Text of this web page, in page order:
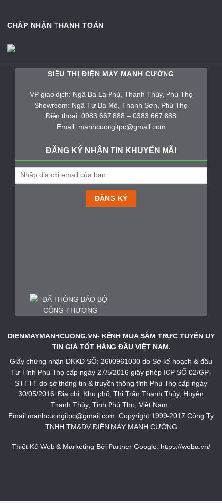
CHẤP NHẬN THANH TOÁN
SIÊU THỊ ĐIỆN MÁY MẠNH CƯỜNG
VP giao dịch: Ngã Ba La Phù, Thanh Thủy, Phú Thọ
Showroom: Ngã Tư Ba Mỏ, Thanh Sơn, Phú Thọ
Điện thoại: 0983 667 888 – 0383 667 888
Email: manhcuongitpc@gmail.com
ĐĂNG KÝ NHẬN TIN KHUYẾN MÃI
DIENMAYMANHCUONG.VN- KÊNH MUA SẮM TRỰC TUYẾN UY
TIN GIÁ TỐT HÀNG ĐẦU VIỆT NAM.
Giấy chứng nhận ĐKKD SỐ: 2600961030 do Sở kế hoạch & đầu
Tư Tỉnh Phú Thọ cấp ngày 27/5/2016 giây phép ICP SỐ 02/GP-
STTTT do sở thông tin & truyền thông tỉnh Phú Thọ cấp ngày
30/05/2016. Địa chỉ: Khu phố, Thị Trấn Thanh Thủy, Huyện
Thanh Thủy, Tỉnh Phú Thọ, Việt Nam .
Email:manhcuongitpc@gmail.com. Copyright 1999-2017 Công Ty
TNHH TM&DV ĐIỆN MÁY MẠNH CƯỜNG
Thiết Kế Web & Marketing Bởi Partner Google: https://weba.vn/